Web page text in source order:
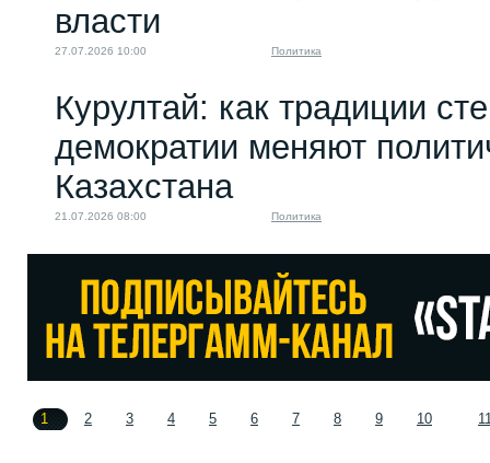
власти
27.07.2026 10:00 Политика
Курултай: как традиции
демократии меняют
Казахстана
21.07.2026 08:00 Политика
1 2 3 4 5 6 7 8 9 10